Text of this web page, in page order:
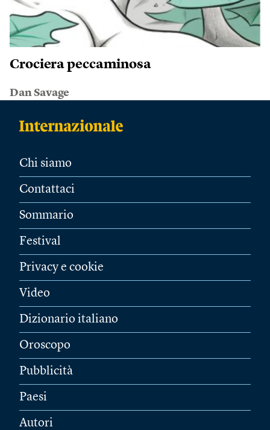
Crociera peccaminosa
Dan Savage
Chi siamo
Contattaci
Sommario
Festival
Privacy e cookie
Video
Dizionario italiano
Oroscopo
Pubblicità
Paesi
Autori